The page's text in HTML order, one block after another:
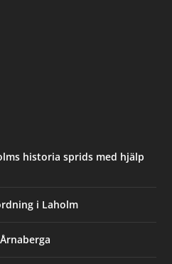
historia sprids med hjälp
i Laholm